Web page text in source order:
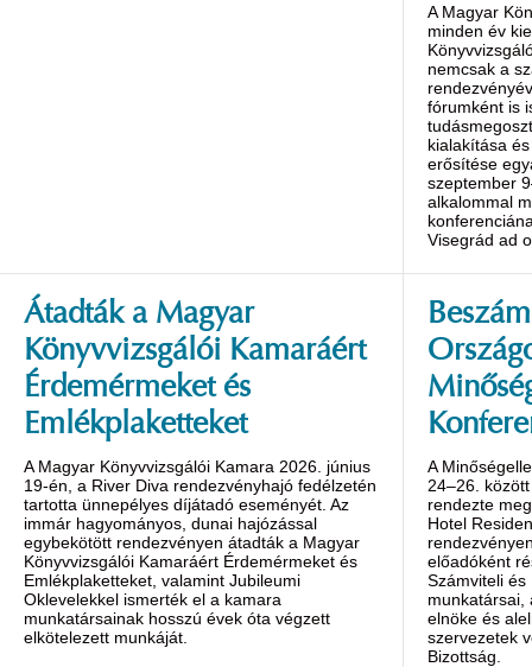
A Magyar
minden év
nemcsak a
fórumként is
kialakítása
erősítése
szeptember
alkalommal
Visegrád ad
Átadták a Magyar
Könyvvizsgálói Kamaráért
Érdemérmeket és
Emlékplaketteket
A Magyar Könyvvizsgálói Kamara 2026. június
19-én, a River Diva rendezvényhajó fedélzetén
tartotta ünnepélyes díjátadó eseményét. Az
immár hagyományos, dunai hajózással
egybekötött rendezvényen átadták a Magyar
Könyvvizsgálói Kamaráért Érdemérmeket és
Emlékplaketteket, valamint Jubileumi
Oklevelekkel ismerték el a kamara
munkatársainak hosszú évek óta végzett
elkötelezett munkáját.
A
24–26.
rendezte
Hotel
előadóként
Számviteli és
munkatársai,
elnöke és
szervezetek
Bizottság.